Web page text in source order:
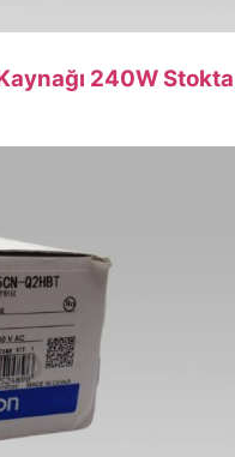
240W Stokta